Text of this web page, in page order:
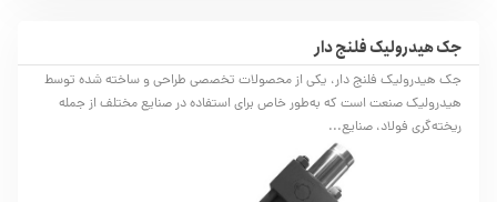
جک هیدرولیک فلنج دار
جک هیدرولیک فلنج دار، یکی از محصولات تخصصی طراحی و ساخته شده توسط
هیدرولیک صنعت است که به‌طور خاص برای استفاده در صنایع مختلف از جمله
ریخته‌گری فولاد، صنایع...